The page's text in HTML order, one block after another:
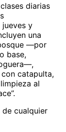
diarias
y
una
—por
base,
catapulta,
al
cualquier